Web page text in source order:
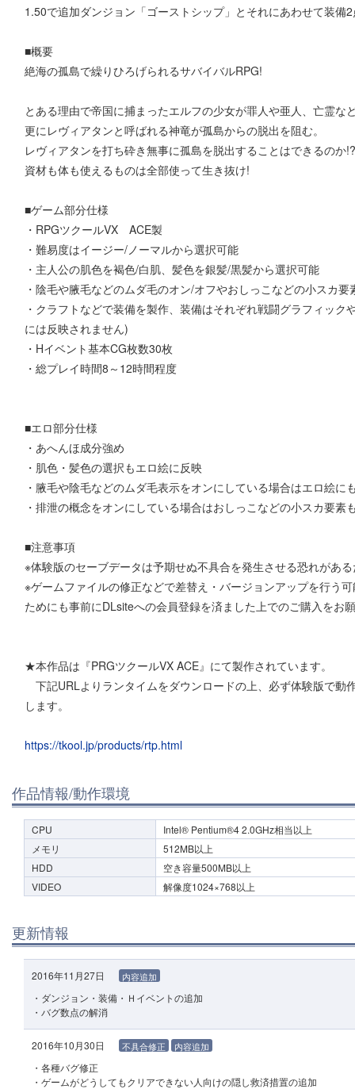
1.50で追加ダンジョン「ゴーストシップ」とそれにあわせて装備
■概要
絶海の孤島で繰りひろげられるサバイバルRPG!
とある理由で帝国に捕まったエルフの少女が罪人や亜人、亡霊な
更にレヴィアタンと呼ばれる神竜が孤島からの脱出を阻む。
レヴィアタンを打ち砕き無事に孤島を脱出することはできるのか!?
資材も体も使えるものは全部使って生き抜け!
■ゲーム部分仕様
・RPGツクールVX ACE製
・難易度はイージー/ノーマルから選択可能
・主人公の肌色を褐色/白肌、髪色を銀髪/黒髪から選択可能
・陰毛や腋毛などのムダ毛のオン/オフやおしっこなどの小スカ
・クラフトなどで装備を製作、装備はそれぞれ戦闘グラフィッ
には反映されません)
・Hイベント基本CG枚数30枚
・総プレイ時間8～12時間程度
■エロ部分仕様
・あへんほ成分強め
・肌色・髪色の選択もエロ絵に反映
・腋毛や陰毛などのムダ毛表示をオンにしている場合はエロ絵に
・排泄の概念をオンにしている場合はおしっこなどの小スカ要素
■注意事項
※体験版のセーブデータは予期せぬ不具合を発生させる恐れがあ
※ゲームファイルの修正などで差替え・バージョンアップを行う
ためにも事前にDLsiteへの会員登録を済ました上でのご購入をお
★本作品は『PRGツクールVX ACE』にて製作されています。
下記URLよりランタイムをダウンロードの上、必ず体験版で動
します。
https://tkool.jp/products/rtp.html
作品情報/動作環境
CPU
Intel® Pentium®4 2.0GHz相当以上
メモリ
512MB以上
HDD
空き容量500MB以上
VIDEO
解像度1024×768以上
更新情報
2016年11月27日 内容追加
・ダンジョン・装備・Ｈイベントの追加
・バグ数点の解消
2016年10月30日 不具合修正 内容追加
・各種バグ修正
・ゲームがどうしてもクリアできない人向けの隠し救済措置の追加